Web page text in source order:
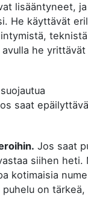
lisääntyneet,
He käyttävät
he yrittävät
saat
Jos saat
siihen heti.
kotimaisia
on